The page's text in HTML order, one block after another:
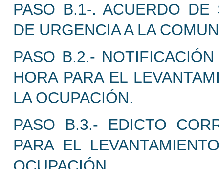
PASO B.1-. ACUERDO DE
DE URGENCIA A LA
PASO B.2.-
HORA PARA EL
LA OCUPACIÓN.
PASO B.3.- EDICTO
PARA EL